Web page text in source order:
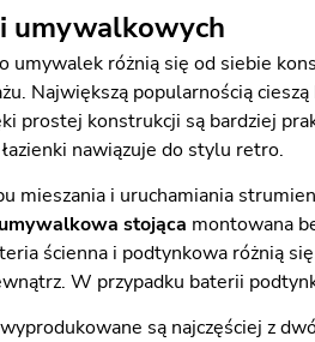
umywalkowych
umywalek różnią się od siebie
Największą popularnością
prostej konstrukcji są bardziej
nawiązuje do stylu retro.
mieszania i uruchamiania
umywalkowa stojąca montowana
ścienna i podtynkowa różnią
W przypadku baterii
są najczęściej z